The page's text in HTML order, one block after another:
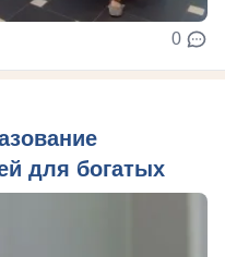
0
для богатых